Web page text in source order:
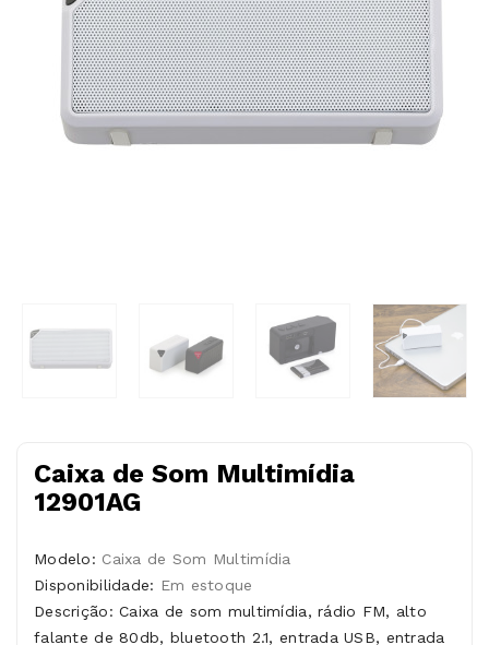
Caixa de Som Multimídia
12901AG
Modelo: Caixa de Som Multimídia
Disponibilidade: Em estoque
Descrição: Caixa de som multimídia, rádio FM, alto
falante de 80db, bluetooth 2.1, entrada USB, entrada